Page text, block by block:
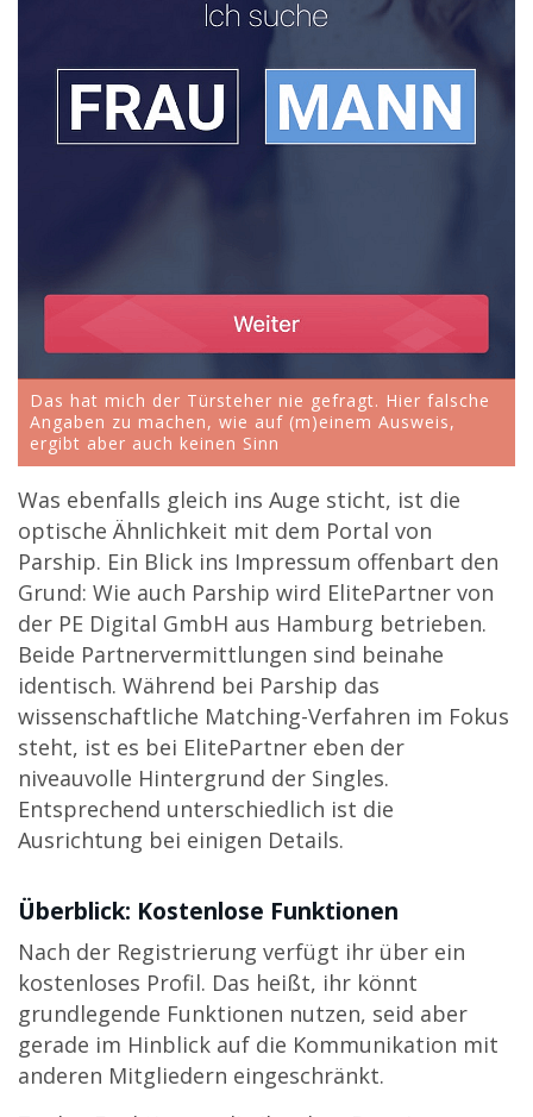
Das hat mich der Türsteher nie gefragt. Hier falsche
Angaben zu machen, wie auf (m)einem Ausweis,
ergibt aber auch keinen Sinn
Was ebenfalls gleich ins Auge sticht, ist die
optische Ähnlichkeit mit dem Portal von
Parship. Ein Blick ins Impressum offenbart den
Grund: Wie auch Parship wird ElitePartner von
der PE Digital GmbH aus Hamburg betrieben.
Beide Partnervermittlungen sind beinahe
identisch. Während bei Parship das
wissenschaftliche Matching-Verfahren im Fokus
steht, ist es bei ElitePartner eben der
niveauvolle Hintergrund der Singles.
Entsprechend unterschiedlich ist die
Ausrichtung bei einigen Details.
Überblick: Kostenlose Funktionen
Nach der Registrierung verfügt ihr über ein
kostenloses Profil. Das heißt, ihr könnt
grundlegende Funktionen nutzen, seid aber
gerade im Hinblick auf die Kommunikation mit
anderen Mitgliedern eingeschränkt.